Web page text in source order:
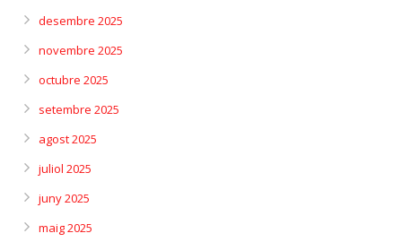
desembre 2025
novembre 2025
octubre 2025
setembre 2025
agost 2025
juliol 2025
juny 2025
maig 2025